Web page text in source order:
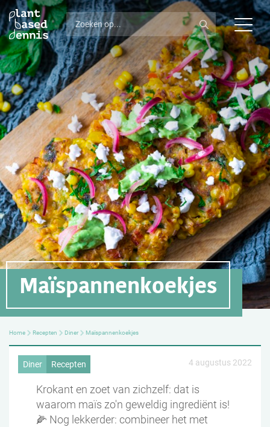
Maïspannenkoekjes
Home Recepten Diner Maïspannenkoekjes
Diner Recepten 4 augustus 2022
Krokant en zoet van zichzelf: dat is
waarom maïs zo'n geweldig ingrediënt is!
🌽 Nog lekkerder: combineer het met